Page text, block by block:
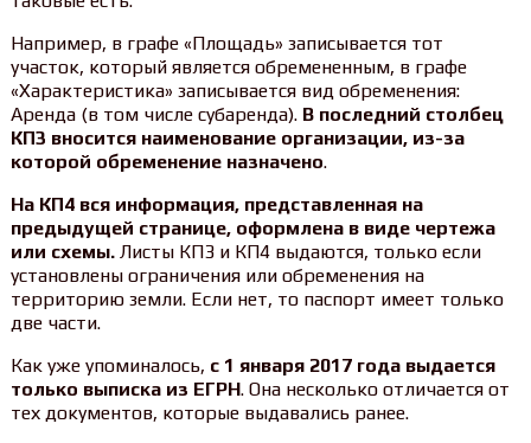
Например, в графе «Площадь» записывается тот
участок, который является обремененным, в графе
«Характеристика» записывается вид обременения:
Аренда (в том числе субаренда). В последний столбец
КП3 вносится наименование организации, из-за
которой обременение назначено.
На КП4 вся информация, представленная на
предыдущей странице, оформлена в виде чертежа
или схемы.Листы КП3 и КП4 выдаются, только если
установлены ограничения или обременения на
территорию земли. Если нет, то паспорт имеет только
две части.
Как уже упоминалось, с 1 января 2017 года выдается
только выписка из ЕГРН. Она несколько отличается от
тех документов, которые выдавались ранее.